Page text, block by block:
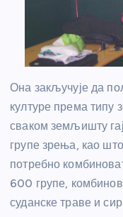
Она закључује да
културе према
сваком земљишту
групе зрења, као
потребно
600 групе,
суданске траве и